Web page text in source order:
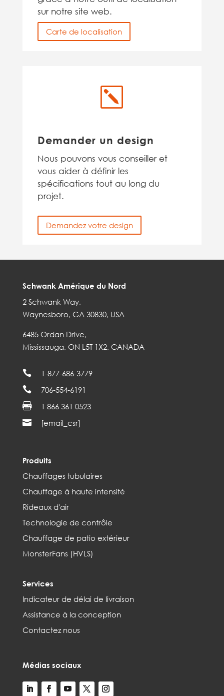
sur notre site web.
Carte de localisation
k
Demander un design
Nous pouvons vous conseiller et
vous aider à définir les
spécifications tout au long du
projet.
Demandez votre design
Schwank Amérique du Nord
2 Schwank Way,
Waynesboro, GA 30830, USA
6485 Ordan Drive,
Mississauga, ON L5T 1X2, CANADA
 1-877-686-3779
 706-554-6191
 1 866 361 0523
 [email_csr]
Produits
Chauffages tubulaires
Chauffage à haute intensité
Rideaux d'air
Technologie de contrôle
Chauffage de patio extérieur
MonsterFans (HVLS)
Services
Indicateur de délai de livraison
Assistance à la conception
Contactez nous
Médias sociaux